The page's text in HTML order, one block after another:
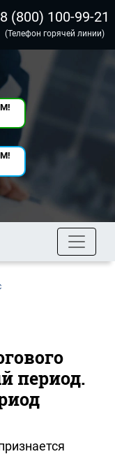
8 (800) 100-99-21
(Телефон горячей линии)
период.